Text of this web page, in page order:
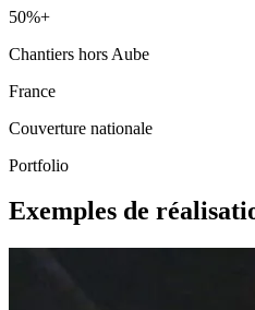
50%+
Chantiers hors Aube
France
Couverture nationale
Portfolio
Exemples de